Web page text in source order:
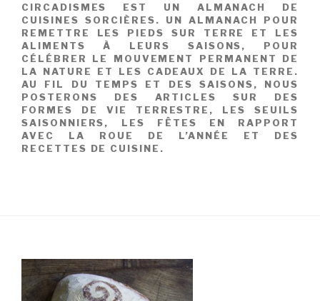
CIRCADISMES EST UN ALMANACH DE
CUISINES SORCIÈRES. UN ALMANACH POUR
REMETTRE LES PIEDS SUR TERRE ET LES
ALIMENTS À LEURS SAISONS, POUR
CÉLÉBRER LE MOUVEMENT PERMANENT DE
LA NATURE ET LES CADEAUX DE LA TERRE.
AU FIL DU TEMPS ET DES SAISONS, NOUS
POSTERONS DES ARTICLES SUR DES
FORMES DE VIE TERRESTRE, LES SEUILS
SAISONNIERS, LES FÊTES EN RAPPORT
AVEC LA ROUE DE L’ANNÉE ET DES
RECETTES DE CUISINE.